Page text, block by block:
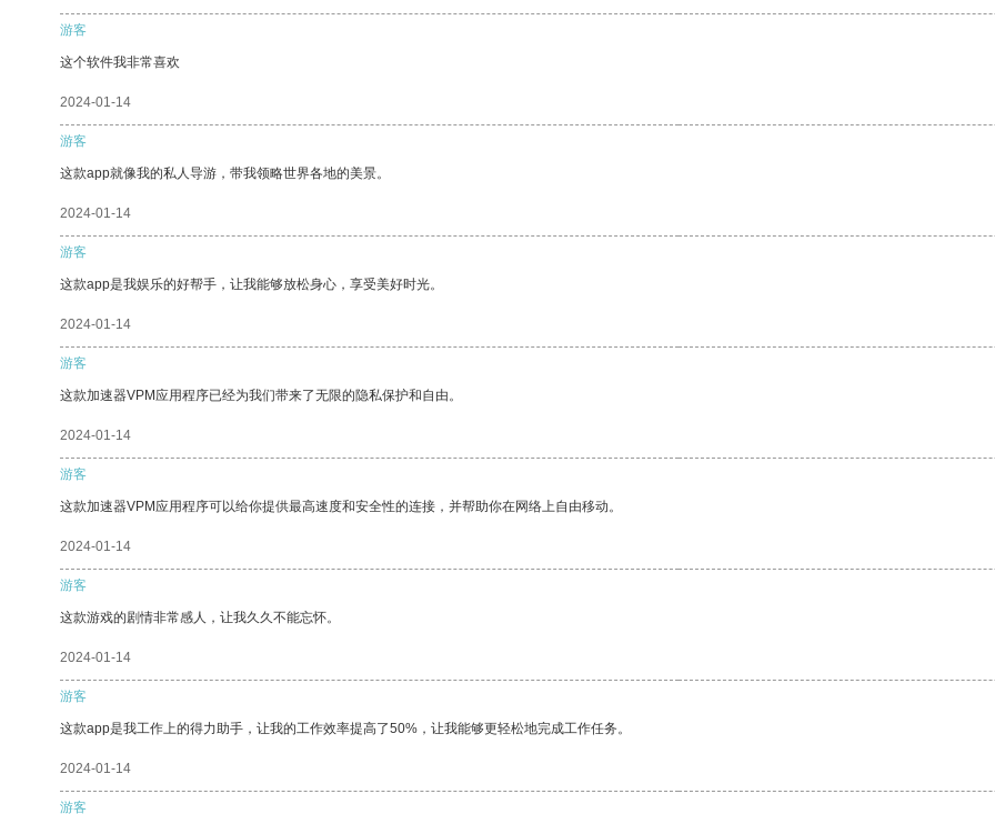
游客
这个软件我非常喜欢
2024-01-14
游客
这款app就像我的私人导游，带我领略世界各地的美景。
2024-01-14
游客
这款app是我娱乐的好帮手，让我能够放松身心，享受美好时光。
2024-01-14
游客
这款加速器VPM应用程序已经为我们带来了无限的隐私保护和自由。
2024-01-14
游客
这款加速器VPM应用程序可以给你提供最高速度和安全性的连接，并帮助你在网络上自由移动。
2024-01-14
游客
这款游戏的剧情非常感人，让我久久不能忘怀。
2024-01-14
游客
这款app是我工作上的得力助手，让我的工作效率提高了50%，让我能够更轻松地完成工作任务。
2024-01-14
游客